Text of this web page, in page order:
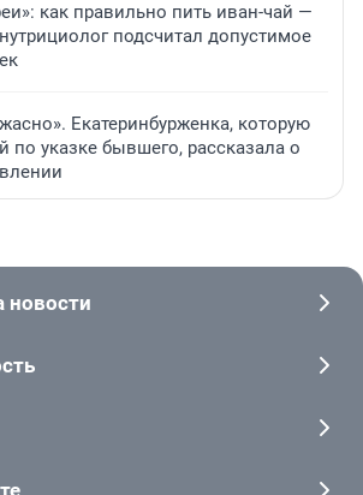
как правильно пить иван-чай —
подсчитал допустимое
Екатеринбурженка, которую
по указке бывшего, рассказала о
новости